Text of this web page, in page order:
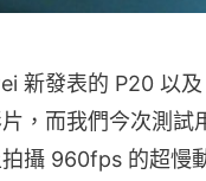
新發表的 P20 以
，而我們今次測
攝 960fps 的超慢